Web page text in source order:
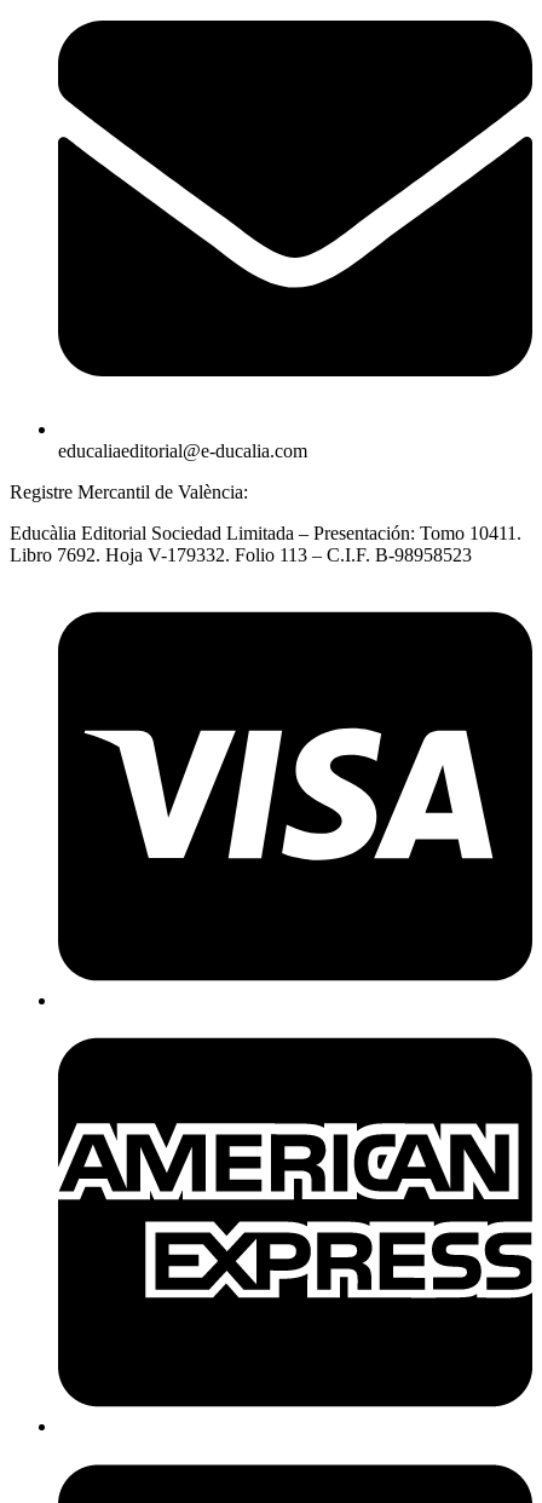
educaliaeditorial@e-ducalia.com
Registre Mercantil de València:
Educàlia Editorial Sociedad Limitada – Presentación: Tomo 10411.
Libro 7692. Hoja V-179332. Folio 113 – C.I.F. B-98958523